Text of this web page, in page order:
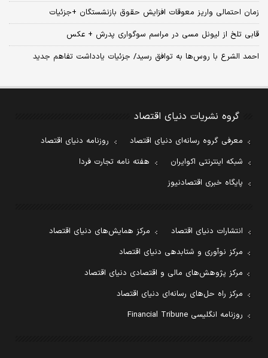
زمان احتمالی واریز معوقات افزایش حقوق بازنشستگان +جزئیات
قابی تلخ از لیونل مسی در مراسم سوگواری پدرش + عکس
احمد الشرع با روس‌ها به توافق رسید/ جزئیات یادداشت تفاهم جدید
گروه نشریات دنیای اقتصاد
معرفی گروه رسانه‌ای دنیای اقتصاد
روزنامه دنیای اقتصاد
شبکه اینترنتی اکوایران
هفته نامه تجارت فردا
پایگاه خبری اقتصادنیوز
انتشارات دنیای اقتصاد
مرکز همایش‌های دنیای اقتصاد
مرکز نوآوری و شتابدهی دنیای اقتصاد
مرکز پژوهش‌های مالی و اقتصادی دنیای اقتصاد
مرکز راه حل‌های رسانه‌ای دنیای اقتصاد
روزنامه انگلیسی Financial Tribune